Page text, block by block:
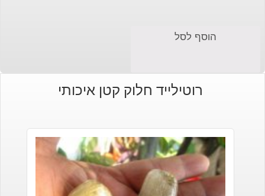
הוסף לסל
רוטילייד חלוק קטן איכותי